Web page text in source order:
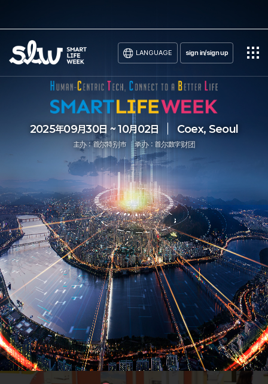
LANGUAGE sign in/sign up
2025年09月30日 ~ 10月02日 Coex, Seoul
主办：首尔特别市 承办：首尔数字财团